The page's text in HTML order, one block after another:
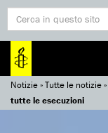
Notizie»Tutte le notizie»
tutte le esecuzioni